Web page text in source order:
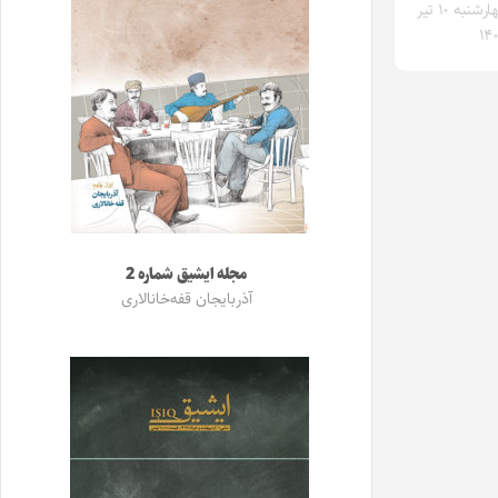
چهارشنبه ۱۰ تیر
مجله ایشیق شماره 2
آذربایجان قفه‌خانالاری